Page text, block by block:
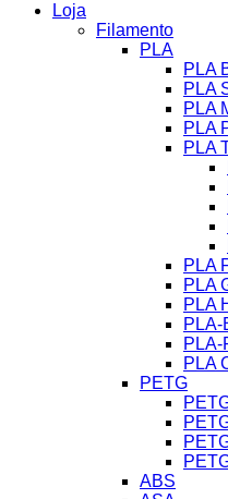
Loja
Filamento
PLA
PLA
PLA
PLA
PLA
PLA
PLA
PLA
PLA
PLA-
PLA-
PLA
PETG
ABS